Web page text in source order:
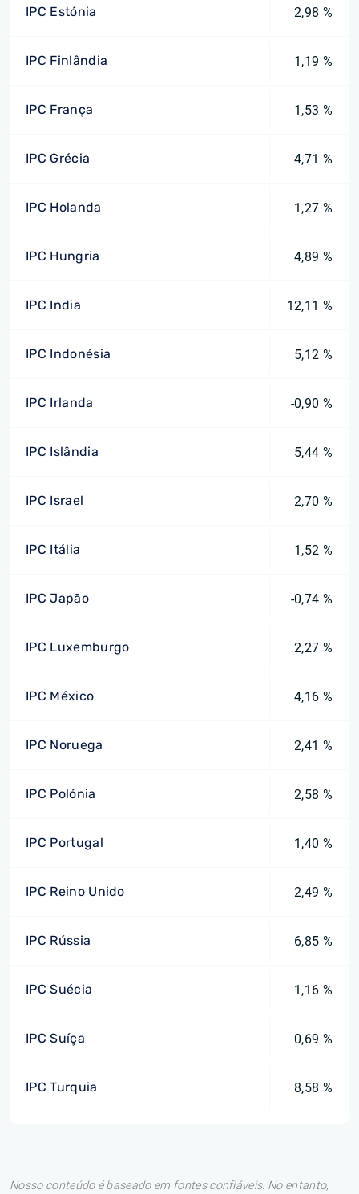
IPC Estónia 2,98 %
IPC Finlândia 1,19 %
IPC França 1,53 %
IPC Grécia 4,71 %
IPC Holanda 1,27 %
IPC Hungria 4,89 %
IPC India 12,11 %
IPC Indonésia 5,12 %
IPC Irlanda -0,90 %
IPC Islândia 5,44 %
IPC Israel 2,70 %
IPC Itália 1,52 %
IPC Japão -0,74 %
IPC Luxemburgo 2,27 %
IPC México 4,16 %
IPC Noruega 2,41 %
IPC Polónia 2,58 %
IPC Portugal 1,40 %
IPC Reino Unido 2,49 %
IPC Rússia 6,85 %
IPC Suécia 1,16 %
IPC Suíça 0,69 %
IPC Turquia 8,58 %
Nosso conteúdo é baseado em fontes confiáveis. No entanto,